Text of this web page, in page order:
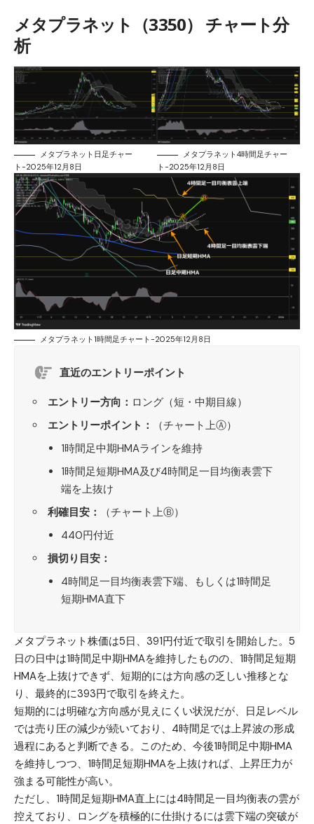
メタプラネット（3350） チャート分
析
メタプラネット日足チャー
ト-2025年12月8日
メタプラネット4時間足チャー
ト-2025年12月8日
メタプラネット1時間足チャート-2025年12月8日
直近のエントリーポイント
エントリー方向： ロング（短・中期目線）
エントリーポイント：
（チャート上Ⓐ）
1時間足中期HMAラインを維持
1時間足短期HMA及び4時間足一目均衡表雲下
端を上抜け
利確目安：
（チャート上Ⓑ）
440円付近
損切り目安：
4時間足一目均衡表雲下端、もしくは1時間足
短期HMA直下
メタプラネット株価は5日、391円付近で取引を開始した。5
日の日中は1時間足中期HMAを維持したものの、1時間足短期
HMAを上抜けできず、短期的には方向感の乏しい推移とな
り、最終的に393円で取引を終えた。
短期的には明確な方向感が見えにくい状況だが、日足レベル
では売り圧の減少が続いており、4時間足では上昇波の形成
過程にあると判断できる。このため、今後1時間足中期HMA
を維持しつつ、1時間足短期HMAを上抜ければ、上昇圧力が
強まる可能性が高い。
ただし、1時間足短期HMA直上には4時間足一目均衡表の雲が
控えており、ロングを積極的に仕掛けるには雲下端の突破が